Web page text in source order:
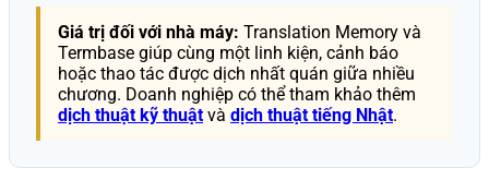
Giá trị đối với nhà máy: Translation Memory và
Termbase giúp cùng một linh kiện, cảnh báo
hoặc thao tác được dịch nhất quán giữa nhiều
chương. Doanh nghiệp có thể tham khảo thêm
dịch thuật kỹ thuật và dịch thuật tiếng Nhật.